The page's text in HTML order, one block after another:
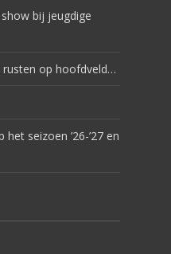
show bij jeugdige
rusten op hoofdveld…
seizoen ’26-’27 en